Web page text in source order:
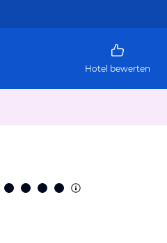
Hotel bewerten